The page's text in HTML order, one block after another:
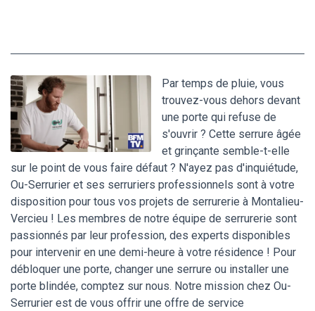
Par temps de pluie, vous
trouvez-vous dehors devant
une porte qui refuse de
s'ouvrir ? Cette serrure âgée
et grinçante semble-t-elle
sur le point de vous faire défaut ? N'ayez pas d'inquiétude,
Ou-Serrurier et ses serruriers professionnels sont à votre
disposition pour tous vos projets de serrurerie à Montalieu-
Vercieu ! Les membres de notre équipe de serrurerie sont
passionnés par leur profession, des experts disponibles
pour intervenir en une demi-heure à votre résidence ! Pour
débloquer une porte, changer une serrure ou installer une
porte blindée, comptez sur nous. Notre mission chez Ou-
Serrurier est de vous offrir une offre de service